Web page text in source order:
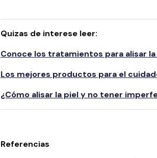
Quizas de interese leer:
Conoce los tratamientos para alisar
Los mejores productos para el
¿Cómo alisar la piel y no tener
Referencias